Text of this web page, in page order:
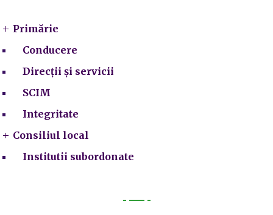
Primărie
Conducere
Direcții și servicii
SCIM
Integritate
Consiliul local
Institutii subordonate